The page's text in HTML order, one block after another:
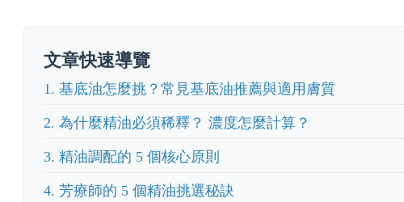
文章快速導覽
1. 基底油怎麼挑？常見基底油推薦與適用膚質
2. 為什麼精油必須稀釋？ 濃度怎麼計算？
3. 精油調配的 5 個核心原則
4. 芳療師的 5 個精油挑選秘訣